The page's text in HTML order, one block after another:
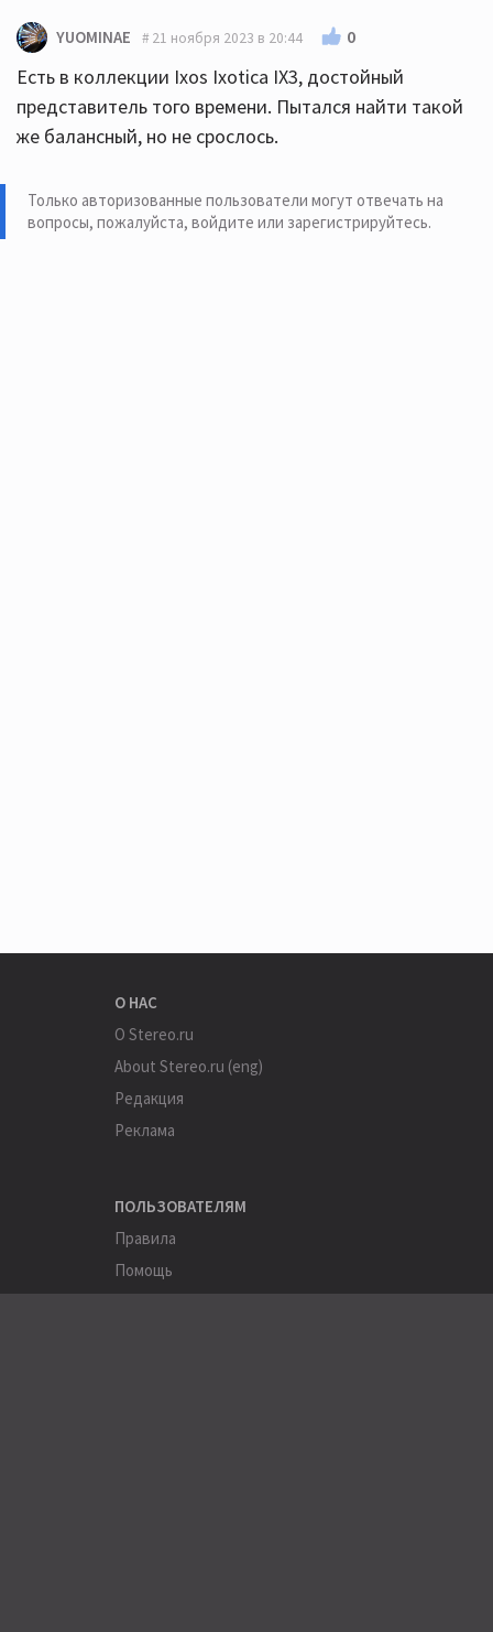
YUOMINAE 21 ноября 2023 в 20:44 0
Есть в коллекции Ixos Ixotica IX3, достойный
представитель того времени. Пытался найти такой
же балансный, но не срослось.
Только авторизованные пользователи могут отвечать на
вопросы, пожалуйста, войдите или зарегистрируйтесь.
О НАС
О Stereo.ru
About Stereo.ru (eng)
Редакция
Реклама
ПОЛЬЗОВАТЕЛЯМ
Правила
Помощь